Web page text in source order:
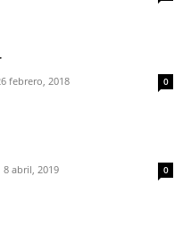
febrero, 2018 0
8 abril, 2019 0